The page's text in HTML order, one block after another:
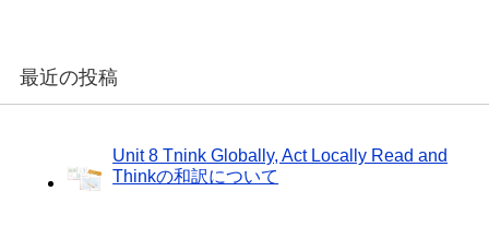
最近の投稿
Unit 8 Tnink Globally, Act Locally Read and
Thinkの和訳について